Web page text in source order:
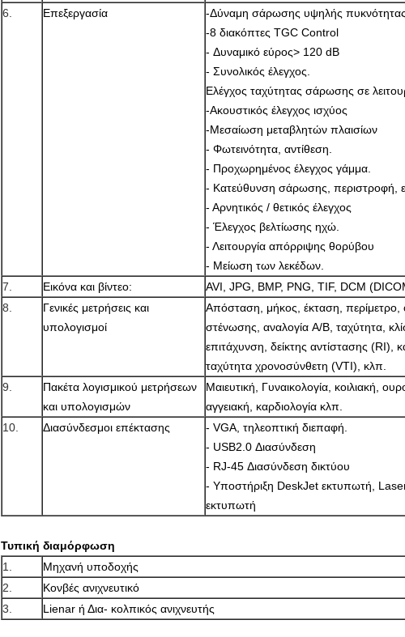
6.
Επεξεργασία
-Δύναμη σάρωσης υψηλής πυκνότητας
-8 διακόπτες TGC Control
- Δυναμικό εύρος> 120 dB
- Συνολικός έλεγχος.
Ελέγχος ταχύτητας σάρωσης σε
-Ακουστικός έλεγχος ισχύος
-Μεσαίωση μεταβλητών πλαισίων
- Φωτεινότητα, αντίθεση.
- Προχωρημένος έλεγχος γάμμα.
- Κατεύθυνση σάρωσης, περιστροφή,
- Αρνητικός / θετικός έλεγχος
- Έλεγχος βελτίωσης ηχώ.
- Λειτουργία απόρριψης θορύβου
- Μείωση των λεκέδων.
7.
Εικόνα και βίντεο:
AVI, JPG, BMP, PNG, TIF, DCM
8.
Γενικές μετρήσεις και
υπολογισμοί
Απόσταση, μήκος, έκταση,
στένωσης, αναλογία A/B, ταχύτητα,
επιτάχυνση, δείκτης αντίστασης (RI),
ταχύτητα χρονοσύνθετη (VTI), κλπ.
9.
Πακέτα λογισμικού μετρήσεων
και υπολογισμών
Μαιευτική, Γυναικολογία, κοιλιακή,
αγγειακή, καρδιολογία κλπ.
10.
Διασύνδεσμοι επέκτασης
- VGA, τηλεοπτική διεπαφή.
- USB2.0 Διασύνδεση
- RJ-45 Διασύνδεση δικτύου
- Υποστήριξη DeskJet εκτυπωτή,
εκτυπωτή
Τυπική διαμόρφωση
1.
Μηχανή υποδοχής
2.
Κονβές ανιχνευτικό
3.
Lienar ή Δια- κολπικός ανιχνευτής